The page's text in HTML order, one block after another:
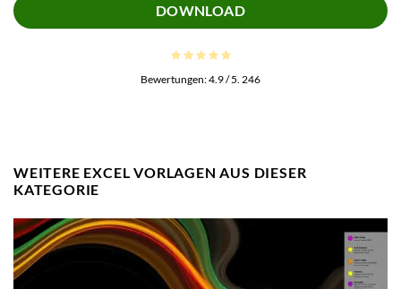
DOWNLOAD
Bewertungen:4.9/ 5. 246
WEITERE EXCEL VORLAGEN AUS DIESER
KATEGORIE